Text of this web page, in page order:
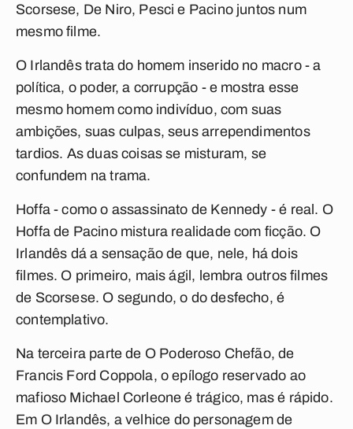
Scorsese, De Niro, Pesci e Pacino juntos num
mesmo filme.
O Irlandêstrata do homem inserido no macro - a
política, o poder, a corrupção - e mostra esse
mesmo homem como indivíduo, com suas
ambições, suas culpas, seus arrependimentos
tardios. As duas coisas se misturam, se
confundem na trama.
Hoffa - como o assassinato de Kennedy - é real. O
Hoffa de Pacino mistura realidade com ficção. O
Irlandês dá a sensação de que, nele, há dois
filmes. O primeiro, mais ágil, lembra outros filmes
de Scorsese. O segundo, o do desfecho, é
contemplativo.
Na terceira parte de O Poderoso Chefão, de
Francis Ford Coppola, o epílogo reservado ao
mafioso Michael Corleone é trágico, mas é rápido.
Em O Irlandês, a velhice do personagem de